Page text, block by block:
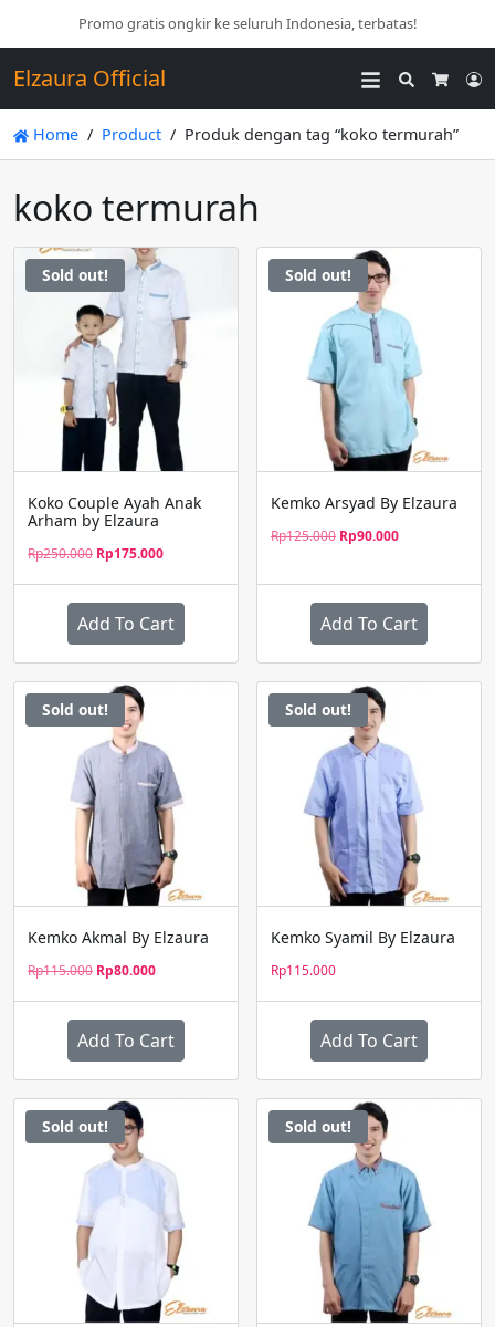
Promo gratis ongkir ke seluruh Indonesia, terbatas!
Elzaura Official
Search
Home Product Produk dengan tag “koko termurah”
koko termurah
Sold out!
Koko Couple Ayah Anak
Arham by Elzaura
Rp250.000 Harga
Rp175.000Harga
adalah:
Rp175.000.
Add To Cart
Sold out!
Kemko Arsyad By Elzaura
Rp125.000 Harga
Rp90.000Harga
Rp90.000.
Add To Cart
Sold out!
Kemko Akmal By Elzaura
Rp115.000 Harga
Rp80.000Harga
adalah:
Rp80.000.
Add To Cart
Sold out!
Kemko Syamil By Elzaura
Rp115.000
Add To Cart
Sold out! Sold out!